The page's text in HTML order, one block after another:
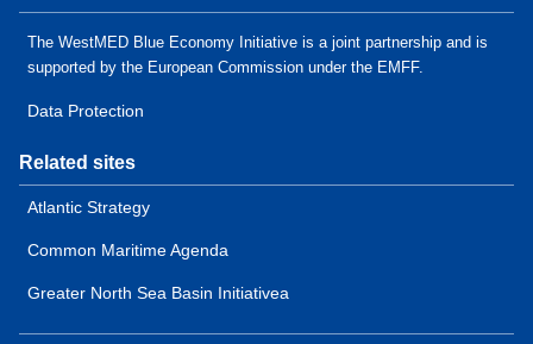
The WestMED Blue Economy Initiative is a joint partnership and is
supported by the European Commission under the EMFF.
Data Protection
Related sites
Atlantic Strategy
Common Maritime Agenda
Greater North Sea Basin Initiativea